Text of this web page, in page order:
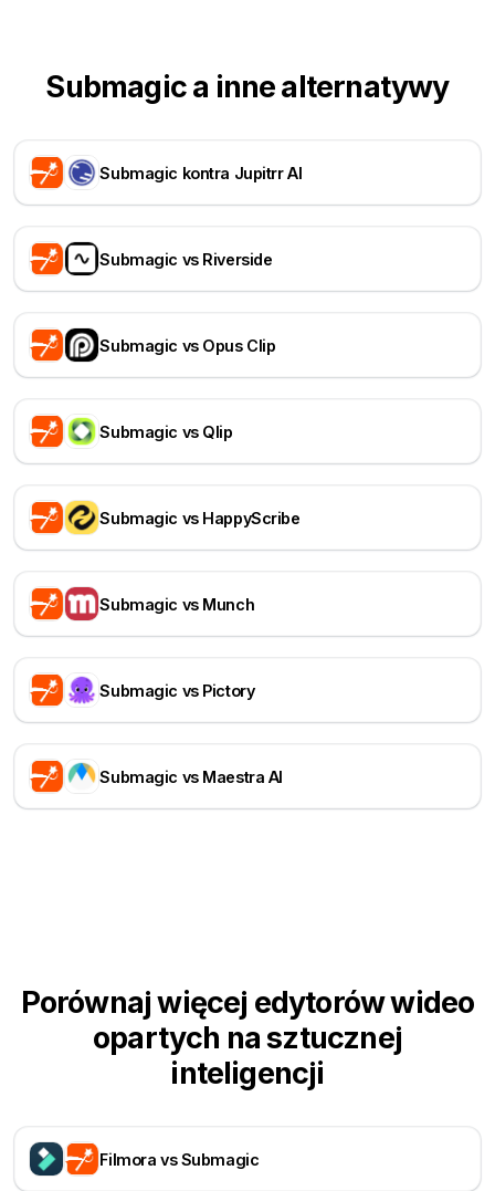
Submagic a inne alternatywy
Submagic kontra Jupitrr AI
Submagic vs Riverside
Submagic vs Opus Clip
Submagic vs Qlip
Submagic vs HappyScribe
Submagic vs Munch
Submagic vs Pictory
Submagic vs Maestra AI
Porównaj więcej edytorów wideo
opartych na sztucznej
inteligencji
Filmora vs Submagic